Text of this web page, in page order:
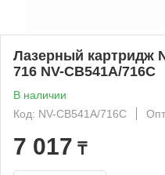
Лазерный картридж
716 NV-CB541A/716C
В наличии
Код: NV-CB541A/716C
7 017 ₸